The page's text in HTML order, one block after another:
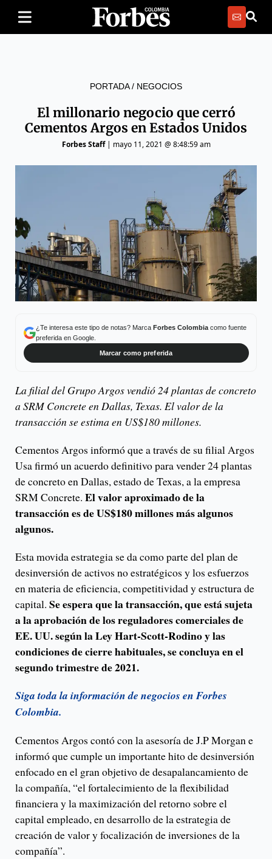
PORTADA/ NEGOCIOS
El millonario negocio que cerró
Cementos Argos en Estados Unidos
Forbes Staff| mayo 11, 2021 @ 8:48:59 am
¿Te interesa este tipo de notas? Marca Forbes Colombiacomo fuente
preferida en Google.
Marcar como preferida
La filial del Grupo Argos vendió 24 plantas de concreto
a SRM Concrete en Dallas, Texas. El valor de la
transacción se estima en US$180 millones.
Cementos Argos informó que a través de su filial Argos
Usa firmó un acuerdo definitivo para vender 24 plantas
de concreto en Dallas, estado de Texas, a la empresa
SRM Concrete. El valor aproximado de la
transacción es de US$180 millones más algunos
algunos.
Esta movida estrategia se da como parte del plan de
desinversión de activos no estratégicos y los esfuerzos
en materia de eficiencia, competitividad y estructura de
capital. Se espera que la transacción, que está sujeta
a la aprobación de los reguladores comerciales de
EE. UU. según la Ley Hart-Scott-Rodino y las
condiciones de cierre habituales, se concluya en el
segundo trimestre de 2021.
Siga toda la información de negocios en Forbes
Colombia.
Cementos Argos contó con la asesoría de J.P Morgan e
informó que cumple un importante hito de desinversión
enfocado en el gran objetivo de desapalancamiento de
la compañía, “el fortalecimiento de la flexibilidad
financiera y la maximización del retorno sobre el
capital empleado, en desarrollo de la estrategia de
creación de valor y focalización de inversiones de la
compañía”.